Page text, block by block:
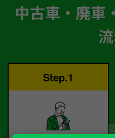
中古車・廃車
Step.1